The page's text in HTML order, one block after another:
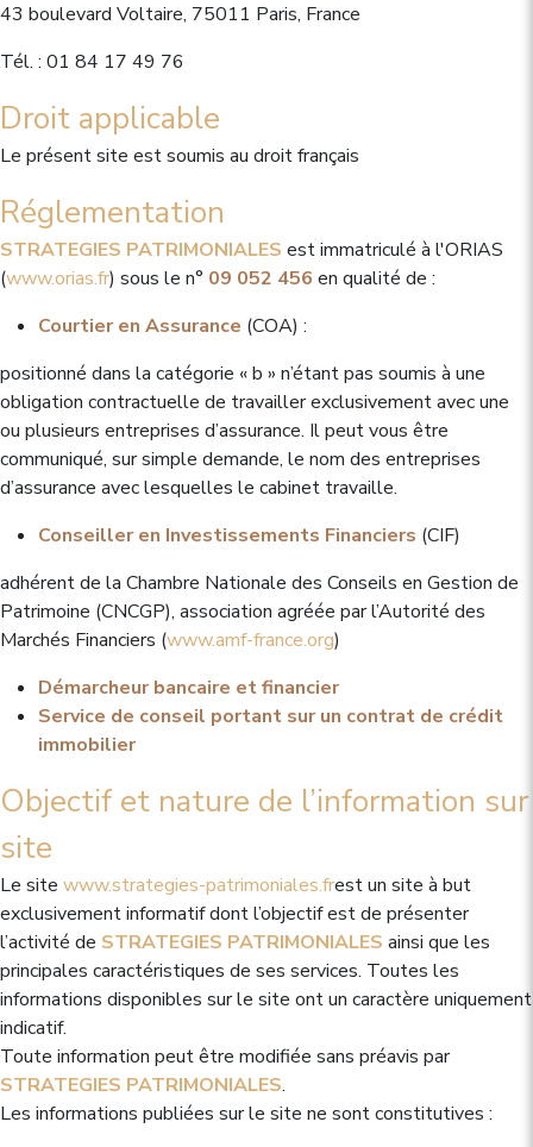
43 boulevard Voltaire, 75011 Paris, France
Tél. : 01 84 17 49 76
Droit applicable
Le présent site est soumis au droit français
Réglementation
STRATEGIES PATRIMONIALES est immatriculé à l'ORIAS
(www.orias.fr) sous le n° 09 052 456 en qualité de :
Courtier en Assurance (COA) :
positionné dans la catégorie « b » n’étant pas soumis à une
obligation contractuelle de travailler exclusivement avec une
ou plusieurs entreprises d’assurance. Il peut vous être
communiqué, sur simple demande, le nom des entreprises
d’assurance avec lesquelles le cabinet travaille.
Conseiller en Investissements Financiers (CIF)
adhérent de la Chambre Nationale des Conseils en Gestion de
Patrimoine (CNCGP), association agréée par l’Autorité des
Marchés Financiers (www.amf-france.org)
Démarcheur bancaire et financier
Service de conseil portant sur un contrat de crédit
immobilier
Objectif et nature de l’information sur
site
Le site www.strategies-patrimoniales.frest un site à but
exclusivement informatif dont l’objectif est de présenter
l’activité de STRATEGIES PATRIMONIALES ainsi que les
principales caractéristiques de ses services. Toutes les
informations disponibles sur le site ont un caractère uniquement
indicatif.
Toute information peut être modifiée sans préavis par
STRATEGIES PATRIMONIALES.
Les informations publiées sur le site ne sont constitutives :